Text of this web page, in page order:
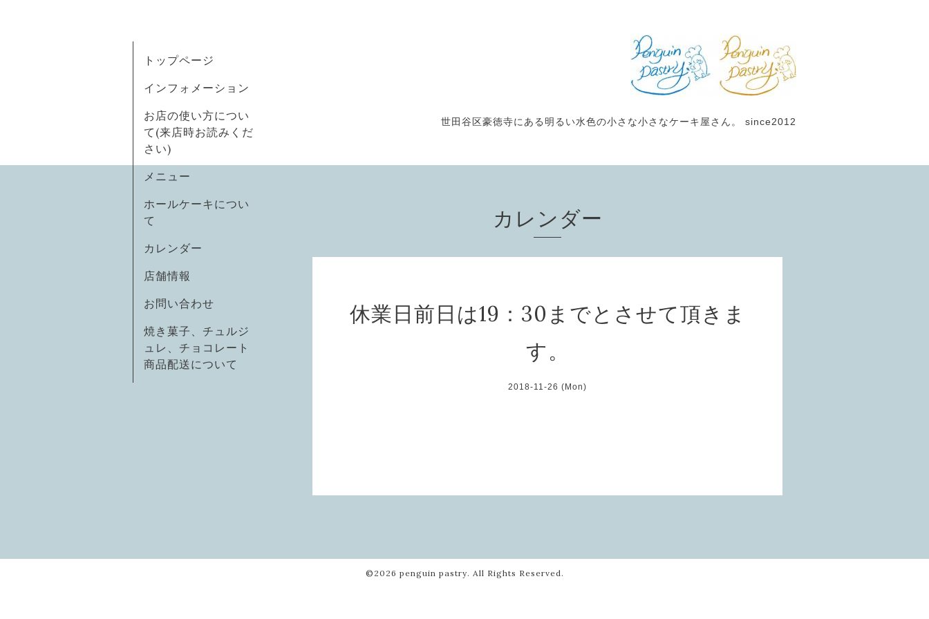
世田谷区豪徳寺にある明るい水色の小さな小さなケーキ屋さん。 since2012
トップページ
インフォメーション
お店の使い方につい
て(来店時お読みくだ
さい)
メニュー
ホールケーキについ
て
カレンダー
店舗情報
お問い合わせ
焼き菓子、チュルジ
ュレ、チョコレート
商品配送について
カレンダー
休業日前日は19：30までとさせて頂きま
す。
2018-11-26 (Mon)
©2026 penguin pastry. All Rights Reserved.